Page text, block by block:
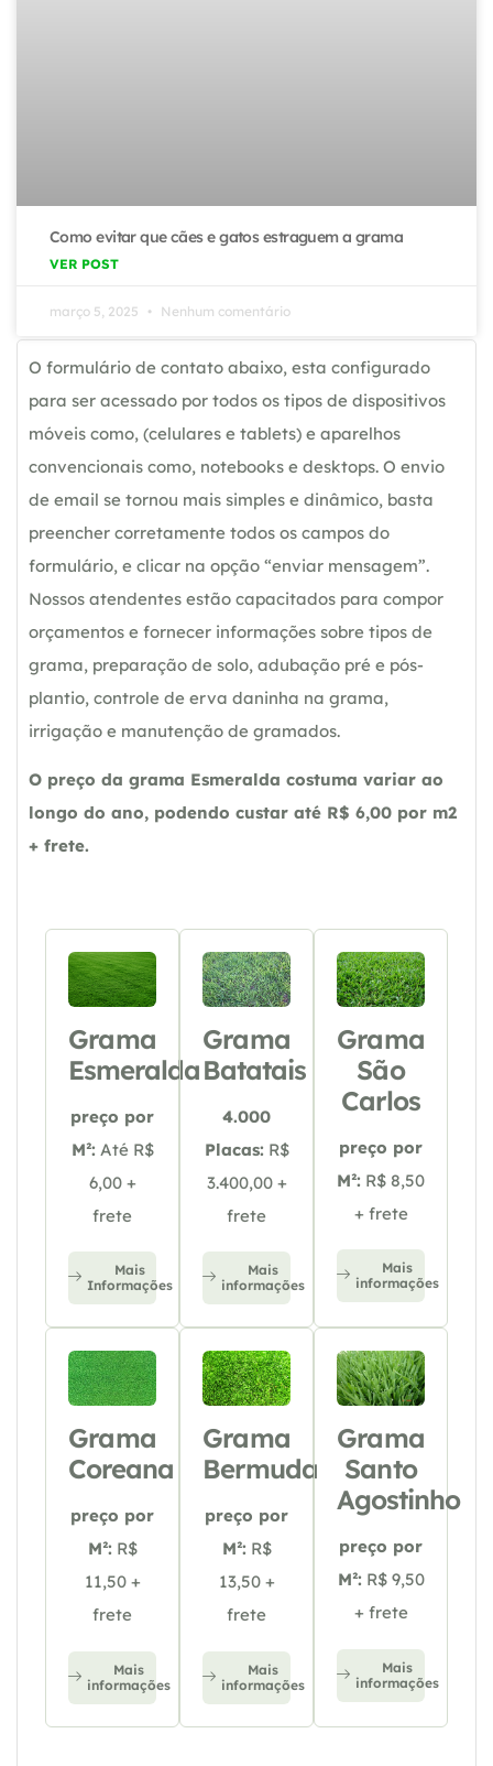
Como evitar que cães e gatos estraguem a grama
VER POST
março 5, 2025 Nenhum comentário
O formulário de contato abaixo, esta configurado
para ser acessado por todos os tipos de dispositivos
móveis como, (celulares e tablets) e aparelhos
convencionais como, notebooks e desktops. O envio
de email se tornou mais simples e dinâmico, basta
preencher corretamente todos os campos do
formulário, e clicar na opção “enviar mensagem”.
Nossos atendentes estão capacitados para compor
orçamentos e fornecer informações sobre tipos de
grama, preparação de solo, adubação pré e pós-
plantio, controle de erva daninha na grama,
irrigação e manutenção de gramados.
O preço da grama Esmeralda costuma variar ao
longo do ano, podendo custar até R$ 6,00 por m2
+ frete.
Grama
Esmeralda
preço por
M²: Até R$
6,00 +
frete
Mais
Informações
Grama
Batatais
4.000
Placas: R$
3.400,00 +
frete
Mais
informações
Grama
São
Carlos
preço por
M²: R$ 8,50
+ frete
Mais
informações
Grama
Coreana
preço por
M²: R$
11,50 +
frete
Mais
informações
Grama
Bermuda
preço por
M²: R$
13,50 +
frete
Mais
informações
Grama
Santo
Agostinho
preço por
M²: R$ 9,50
+ frete
Mais
informações